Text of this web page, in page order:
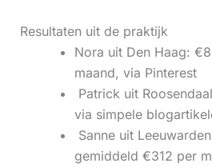
Resultaten uit de praktijk
Nora uit Den Haag:
maand, via Pinterest
Patrick uit
via simpele
Sanne uit
gemiddeld €312 per